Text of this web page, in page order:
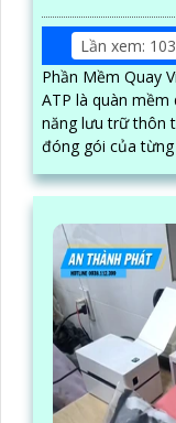
Lần xem:
Phần Mềm Quay
ATP là quàn
năng lưu trữ thôn
đóng gói của